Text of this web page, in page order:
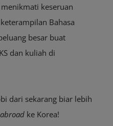
keseruan
Bahasa
besar buat
dan kuliah di
dari sekarang biar lebih
ke Korea!